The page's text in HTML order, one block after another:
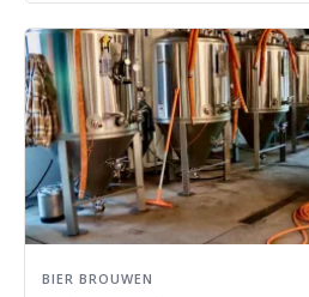
BIER BROUWEN